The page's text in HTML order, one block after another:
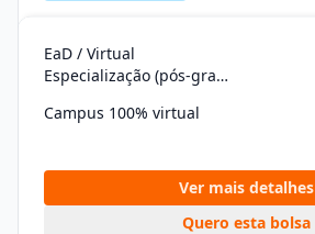
EaD / Virtual
Especialização (pós-graduação)
Campus 100% virtual
Ver mais detalhes
Quero esta bolsa